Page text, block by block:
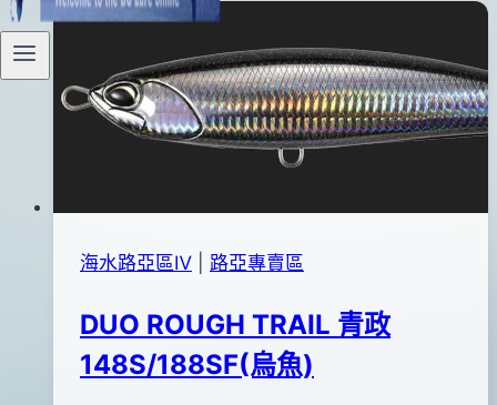
海水路亞區Ⅳ 路亞專賣區
DUO ROUGH TRAIL 青政
148S/188SF(烏魚)